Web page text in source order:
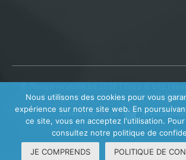
Politique de confidentialité| TVA :
Réalisé avec par
Nous utilisons des cookies pour vous
expérience sur notre site web. En
ce site, vous en acceptez l'utilisation.
consultez notre politique de
JE COMPRENDS
POLITIQUE DE